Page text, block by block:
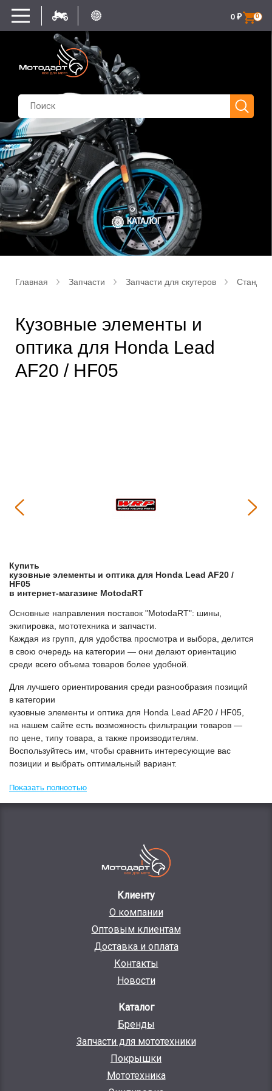
0
0 ₽
КАТАЛОГ
Главная Запчасти Запчасти для скутеров
Кузовные элементы и
оптика для Honda Lead
AF20 / HF05
Купить
Кузовные элементы и оптика для Honda Lead AF20 /
HF05
в интернет-магазине МоtodaRT
Основные направления поставок "МоtodaRT": шины,
экипировка, мототехника и запчасти.
Каждая из групп, для удобства просмотра и выбора, делится
в свою очередь на категории — они делают ориентацию
среди всего объема товаров более удобной.
Для лучшего ориентирования среди разнообразия позиций
в категории
Кузовные элементы и оптика для Honda Lead AF20 / HF05
на нашем сайте есть возможность фильтрации товаров —
по цене, типу товара, а также производителям.
Воспользуйтесь им, чтобы сравнить интересующие вас
позиции и выбрать оптимальный вариант.
Показать полностью
Клиенту
О компании
Оптовым клиентам
Доставка и оплата
Контакты
Новости
Каталог
Бренды
Запчасти для мототехники
Покрышки
Мототехника